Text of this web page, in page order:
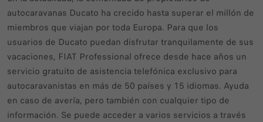
autocaravanas Ducato ha crecido hasta superar el millón de
miembros que viajan por toda Europa. Para que los
usuarios de Ducato puedan disfrutar tranquilamente de sus
vacaciones, FIAT Professional ofrece desde hace años un
servicio gratuito de asistencia telefónica exclusivo para
autocaravanistas en más de 50 países y 15 idiomas. Ayuda
en caso de avería, pero también con cualquier tipo de
información. Se puede acceder a varios servicios a través